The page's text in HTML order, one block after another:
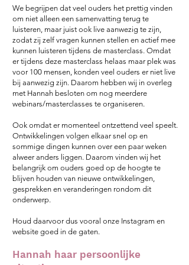
We begrijpen dat veel ouders het prettig vinden
om niet alleen een samenvatting terug te
luisteren, maar juist ook live aanwezig te zijn,
zodat zij zelf vragen kunnen stellen en actief mee
kunnen luisteren tijdens de masterclass. Omdat
er tijdens deze masterclass helaas maar plek was
voor 100 mensen, konden veel ouders er niet live
bij aanwezig zijn. Daarom hebben wij in overleg
met Hannah besloten om nog meerdere
webinars/masterclasses te organiseren.
Ook omdat er momenteel ontzettend veel speelt.
Ontwikkelingen volgen elkaar snel op en
sommige dingen kunnen over een paar weken
alweer anders liggen. Daarom vinden wij het
belangrijk om ouders goed op de hoogte te
blijven houden van nieuwe ontwikkelingen,
gesprekken en veranderingen rondom dit
onderwerp.
Houd daarvoor dus vooral onze Instagram en
website goed in de gaten.
Hannah haar persoonlijke